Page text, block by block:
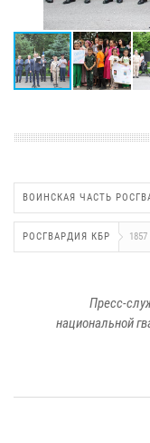
ВОИНСКАЯ ЧАСТЬ
РОСГВАРДИЯ КБР 1857
Пресс-
национальной